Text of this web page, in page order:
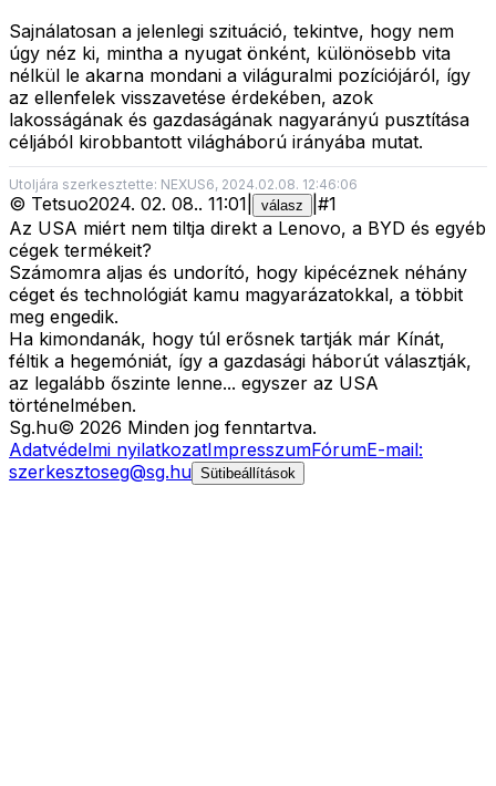
Sajnálatosan a jelenlegi szituáció, tekintve, hogy nem
úgy néz ki, mintha a nyugat önként, különösebb vita
nélkül le akarna mondani a világuralmi pozíciójáról, így
az ellenfelek visszavetése érdekében, azok
lakosságának és gazdaságának nagyarányú pusztítása
céljából kirobbantott világháború irányába mutat.
Utoljára szerkesztette: NEXUS6, 2024.02.08. 12:46:06
© Tetsuo2024. 02. 08.. 11:01 válasz #1
Az USA miért nem tiltja direkt a Lenovo, a BYD és egyéb
cégek termékeit?
Számomra aljas és undorító, hogy kipécéznek néhány
céget és technológiát kamu magyarázatokkal, a többit
meg engedik.
Ha kimondanák, hogy túl erősnek tartják már Kínát,
féltik a hegemóniát, így a gazdasági háborút választják,
az legalább őszinte lenne... egyszer az USA
történelmében.
Sg.hu© 2026 Minden jog fenntartva.
Adatvédelmi nyilatkozatImpresszumFórumE-mail:
szerkesztoseg@sg.hu Sütibeállítások